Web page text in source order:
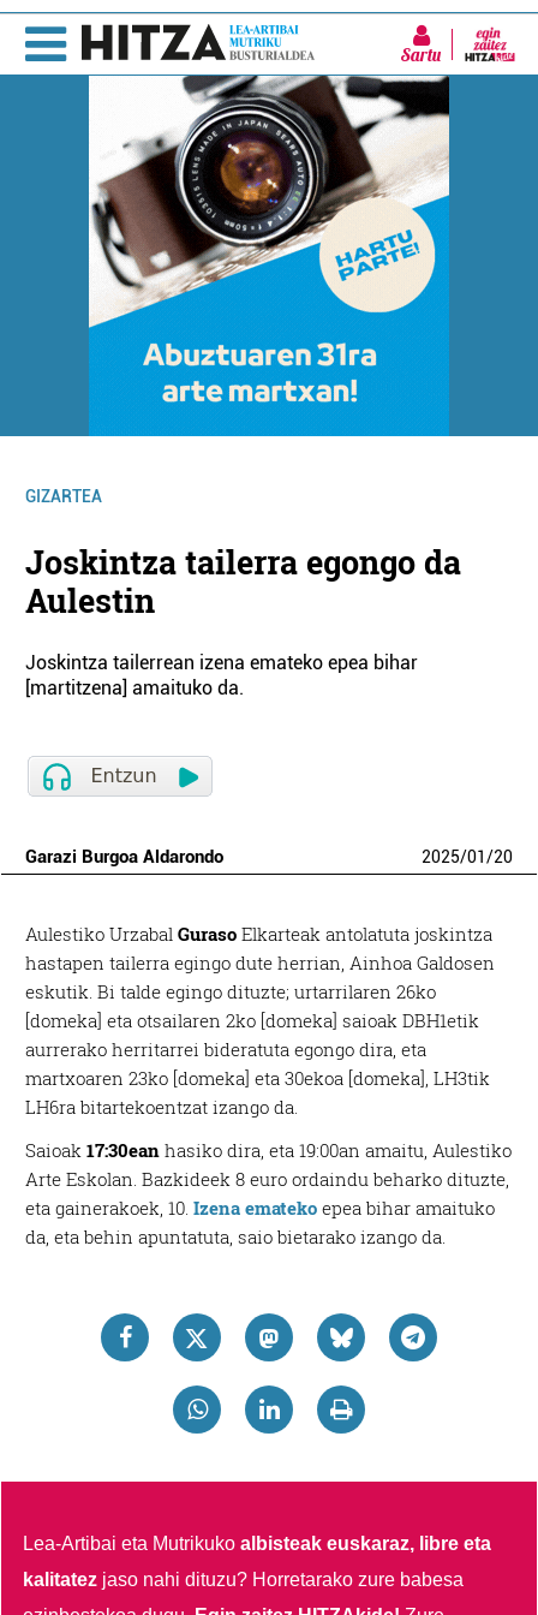
Sartu
GIZARTEA
Joskintza tailerra egongo da
Aulestin
Joskintza tailerrean izena emateko epea bihar
[martitzena] amaituko da.
Garazi Burgoa Aldarondo 2025/01/20
Aulestiko UrzabalGuraso Elkarteak antolatuta joskintza
hastapen tailerra egingo dute herrian, Ainhoa Galdosen
eskutik. Bi talde egingo dituzte; urtarrilaren 26ko
[domeka] eta otsailaren 2ko [domeka] saioak DBH1etik
aurrerako herritarrei bideratuta egongo dira, eta
martxoaren 23ko [domeka] eta 30ekoa [domeka], LH3tik
LH6ra bitartekoentzat izango da.
Saioak17:30ean hasiko dira, eta 19:00an amaitu, Aulestiko
Arte Eskolan. Bazkideek 8 euro ordaindu beharko dituzte,
eta gainerakoek, 10.Izena emateko epea bihar amaituko
da, eta behin apuntatuta, saio bietarako izango da.
Lea-Artibai eta Mutrikukoalbisteak euskaraz, libre eta
kalitatez jaso nahi dituzu? Horretarako zure babesa